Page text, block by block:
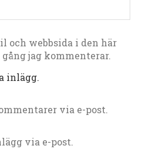
och webbsida i den här
jag kommenterar.
inlägg.
via e-post.
via e-post.